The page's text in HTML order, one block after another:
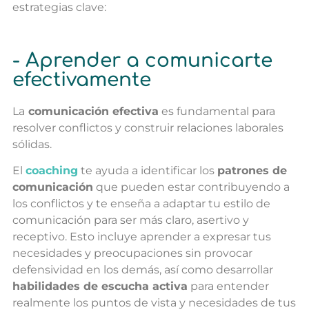
estrategias clave:
- Aprender a comunicarte
efectivamente
La comunicación efectiva es fundamental para
resolver conflictos y construir relaciones laborales
sólidas.
El coaching te ayuda a identificar los patrones de
comunicación que pueden estar contribuyendo a
los conflictos y te enseña a adaptar tu estilo de
comunicación para ser más claro, asertivo y
receptivo. Esto incluye aprender a expresar tus
necesidades y preocupaciones sin provocar
defensividad en los demás, así como desarrollar
habilidades de escucha activa para entender
realmente los puntos de vista y necesidades de tus